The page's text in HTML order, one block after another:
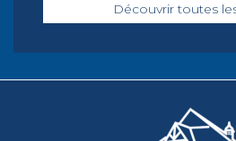
Découvrir toutes